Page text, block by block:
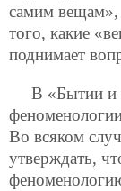
самим вещам»,
того, какие
поднимает
В «Бытии и
Во всяком
утверждать,